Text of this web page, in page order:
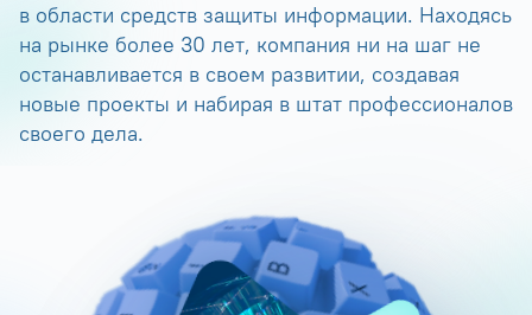
в области средств защиты информации. Находясь
на рынке более 30 лет, компания ни на шаг не
останавливается в своем развитии, создавая
новые проекты и набирая в штат профессионалов
своего дела.